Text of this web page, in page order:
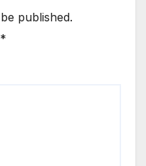
published.
*